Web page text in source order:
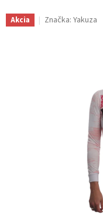
Akcia Značka: Yakuza